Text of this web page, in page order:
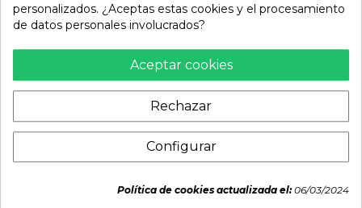
Mochi de durian 6pcs
Mochi taiwan te verde
personalizados. ¿Aceptas estas cookies y el procesamiento
de datos personales involucrados?
Aceptar cookies
Rechazar
Configurar
Política de cookies actualizada el:06/03/2024